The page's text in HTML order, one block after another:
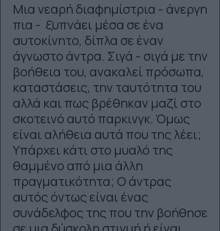
Μια νεαρή διαφημίστρια - άνεργη
πια - ξυπνάει μέσα σε ένα
αυτοκίνητο, δίπλα σε έναν
άγνωστο άντρα. Σιγά - σιγά με την
βοήθεια του, ανακαλεί πρόσωπα,
καταστάσεις, την ταυτότητα του
αλλά και πως βρέθηκαν μαζί στο
σκοτεινό αυτό παρκινγκ. Όμως
είναι αλήθεια αυτά που της λέει;
Υπάρχει κάτι στο μυαλό της
θαμμένο από μια άλλη
πραγματικότητα; Ο άντρας
αυτός όντως είναι ένας
συνάδελφος της που την βοήθησε